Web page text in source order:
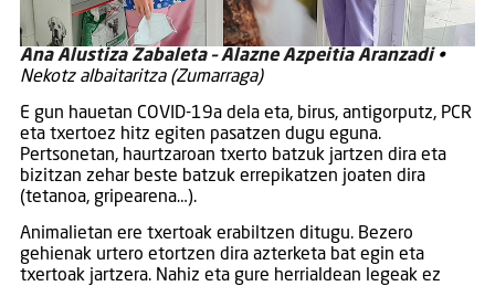
Ana Alustiza Zabaleta – Alazne Azpeitia Aranzadi•
Nekotz albaitaritza (Zumarraga)
E gun hauetan COVID-19a dela eta, birus, antigorputz, PCR
eta txertoez hitz egiten pasatzen dugu eguna.
Pertsonetan, haurtzaroan txerto batzuk jartzen dira eta
bizitzan zehar beste batzuk errepikatzen joaten dira
(tetanoa, gripearena…).
Animalietan ere txertoak erabiltzen ditugu. Bezero
gehienak urtero etortzen dira azterketa bat egin eta
txertoak jartzera. Nahiz eta gure herrialdean legeak ez